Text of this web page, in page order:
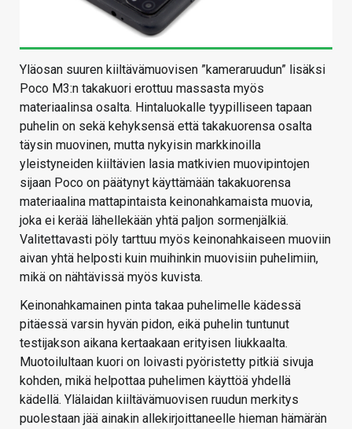
Yläosan suuren kiiltävämuovisen ”kameraruudun” lisäksi
Poco M3:n takakuori erottuu massasta myös
materiaalinsa osalta. Hintaluokalle tyypilliseen tapaan
puhelin on sekä kehyksensä että takakuorensa osalta
täysin muovinen, mutta nykyisin markkinoilla
yleistyneiden kiiltävien lasia matkivien muovipintojen
sijaan Poco on päätynyt käyttämään takakuorensa
materiaalina mattapintaista keinonahkamaista muovia,
joka ei kerää lähellekään yhtä paljon sormenjälkiä.
Valitettavasti pöly tarttuu myös keinonahkaiseen muoviin
aivan yhtä helposti kuin muihinkin muovisiin puhelimiin,
mikä on nähtävissä myös kuvista.
Keinonahkamainen pinta takaa puhelimelle kädessä
pitäessä varsin hyvän pidon, eikä puhelin tuntunut
testijakson aikana kertaakaan erityisen liukkaalta.
Muotoilultaan kuori on loivasti pyöristetty pitkiä sivuja
kohden, mikä helpottaa puhelimen käyttöä yhdellä
kädellä. Ylälaidan kiiltävämuovisen ruudun merkitys
puolestaan jää ainakin allekirjoittaneelle hieman hämärän